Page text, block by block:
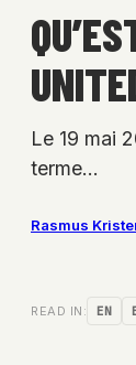
Le 19 mai
terme…
Rasmus
READ IN: EN